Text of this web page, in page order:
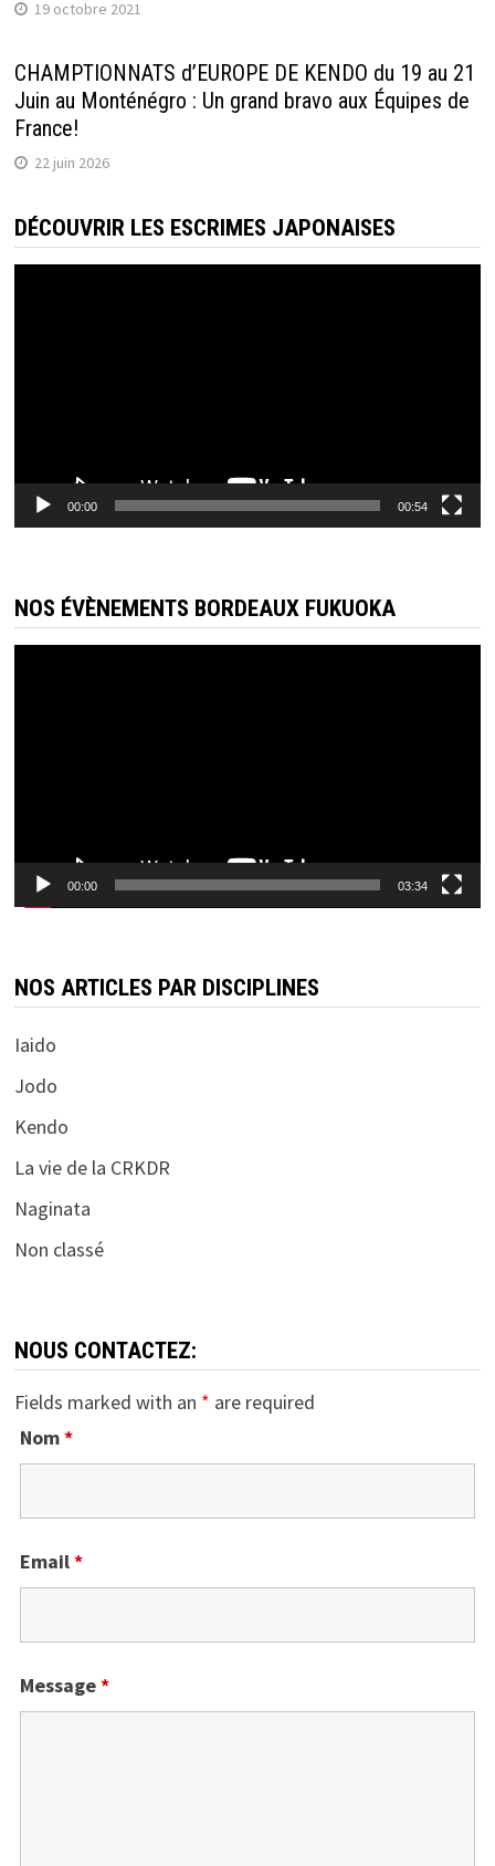
19 octobre 2021
CHAMPTIONNATS d’EUROPE DE KENDO du 19 au 21
Juin au Monténégro : Un grand bravo aux Équipes de
France!
22 juin 2026
DÉCOUVRIR LES ESCRIMES JAPONAISES
00:00 00:54
NOS ÉVÈNEMENTS BORDEAUX FUKUOKA
00:00 03:34
NOS ARTICLES PAR DISCIPLINES
Iaido
Jodo
Kendo
La vie de la CRKDR
Naginata
Non classé
NOUS CONTACTEZ:
Fields marked with an * are required
Nom*
Email*
Message*